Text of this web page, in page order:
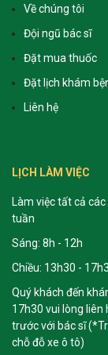
Về chúng tôi
Đội ngũ bác sĩ
Đặt mua thuốc
Đặt lịch khám
Liên hệ
LỊCH LÀM VIỆC
Làm việc tất cả
tuần
Sáng: 8h - 12h
Chiều: 13h30 -
Quý khách đến
17h30 vui lòng liên
trước với bác sĩ
chỗ đỗ xe ô tô)